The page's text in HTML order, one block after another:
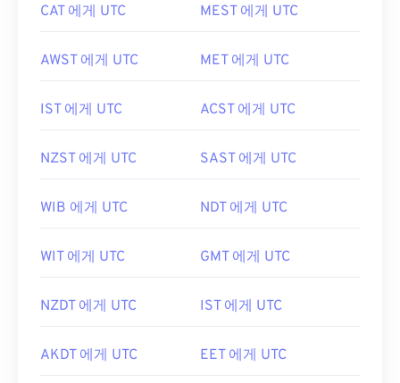
CAT 에게 UTC MEST 에게 UTC
AWST 에게 UTC MET 에게 UTC
IST 에게 UTC ACST 에게 UTC
NZST 에게 UTC SAST 에게 UTC
WIB 에게 UTC NDT 에게 UTC
WIT 에게 UTC GMT 에게 UTC
NZDT 에게 UTC IST 에게 UTC
AKDT 에게 UTC EET 에게 UTC